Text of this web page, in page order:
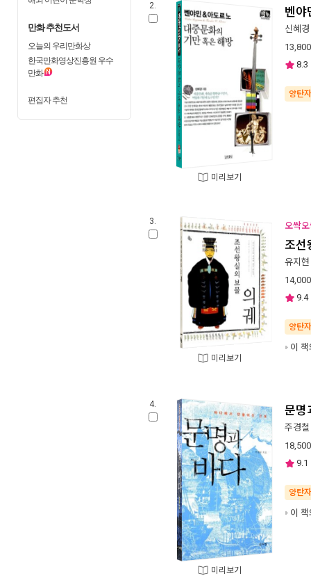
만화 추천도서
오늘의 우리만화상
한국만화영상진흥원 우수
만화
편집자 추천
2.
미리보기
벤야
신혜경
13,800
8.3
양탄
3.
미리보기
오싹
조선
유지현
14,000
9.4
양탄
이
4.
미리보기
문명
주경철
18,500
9.1
양탄
이